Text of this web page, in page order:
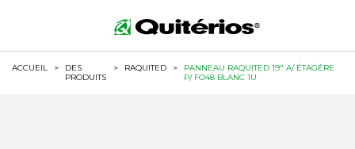
ACCUEIL >
DES
PRODUITS
> RAQUITED >
PANNEAU RAQUITED 19" A/ ÉTAGÈRE
P/ FO48 BLANC 1U